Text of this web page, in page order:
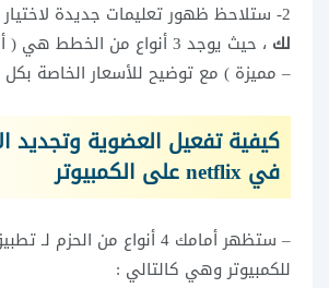
2- ستلاحظ ظهور تعليمات جديدة لاختيار
لك
، حيث يوجد 3 أنواع من
– مميزة ) مع توضيح للأسعار الخاصة
كيفية تفعيل العضوية وتجديد
فيnetflix على الكمبيوتر
– ستظهر أمامك 4 أنواع من الحزم لـ
للكمبيوتروهي كالتالي :